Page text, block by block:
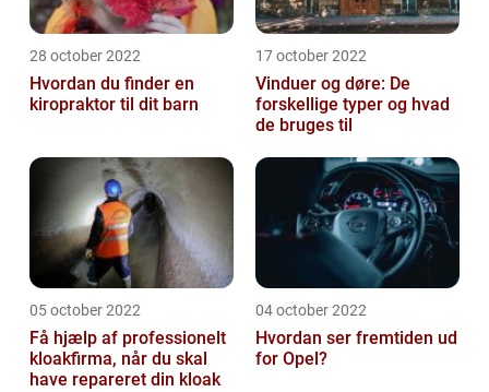
28 october 2022
Hvordan du finder en
kiropraktor til dit barn
17 october 2022
Vinduer og døre: De
forskellige typer og hvad
de bruges til
05 october 2022
Få hjælp af professionelt
kloakfirma, når du skal
have repareret din kloak
04 october 2022
Hvordan ser fremtiden ud
for Opel?